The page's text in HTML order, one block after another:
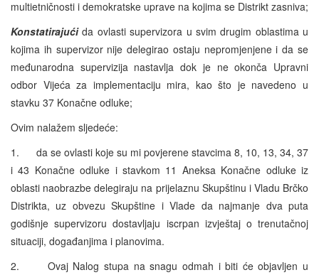
multietničnosti i demokratske uprave na kojima se Distrikt zasniva;
Konstatirajućida ovlasti supervizora u svim drugim oblastima u
kojima ih supervizor nije delegirao ostaju nepromjenjene i da se
međunarodna supervizija nastavlja dok je ne okonča Upravni
odbor Vijeća za implementaciju mira, kao što je navedeno u
stavku 37 Konačne odluke;
Ovim nalažem sljedeće:
1. da se ovlasti koje su mi povjerene stavcima 8, 10, 13, 34, 37
i 43 Konačne odluke i stavkom 11 Aneksa Konačne odluke iz
oblasti naobrazbe delegiraju na prijelaznu Skupštinu i Vladu Brčko
Distrikta, uz obvezu Skupštine i Vlade da najmanje dva puta
godišnje supervizoru dostavljaju iscrpan izvještaj o trenutačnoj
situaciji, događanjima i planovima.
2. Ovaj Nalog stupa na snagu odmah i biti će objavljen u